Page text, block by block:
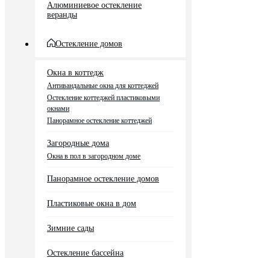
Алюминиевое остекление
веранды
Остекление домов
Окна в коттедж
Антивандальные окна для коттеджей
Остекление коттеджей пластиковыми
окнами
Панорамное остекление коттеджей
Загородные дома
Окна в пол в загородном доме
Панорамное остекление домов
Пластиковые окна в дом
Зимние сады
Остекление бассейна